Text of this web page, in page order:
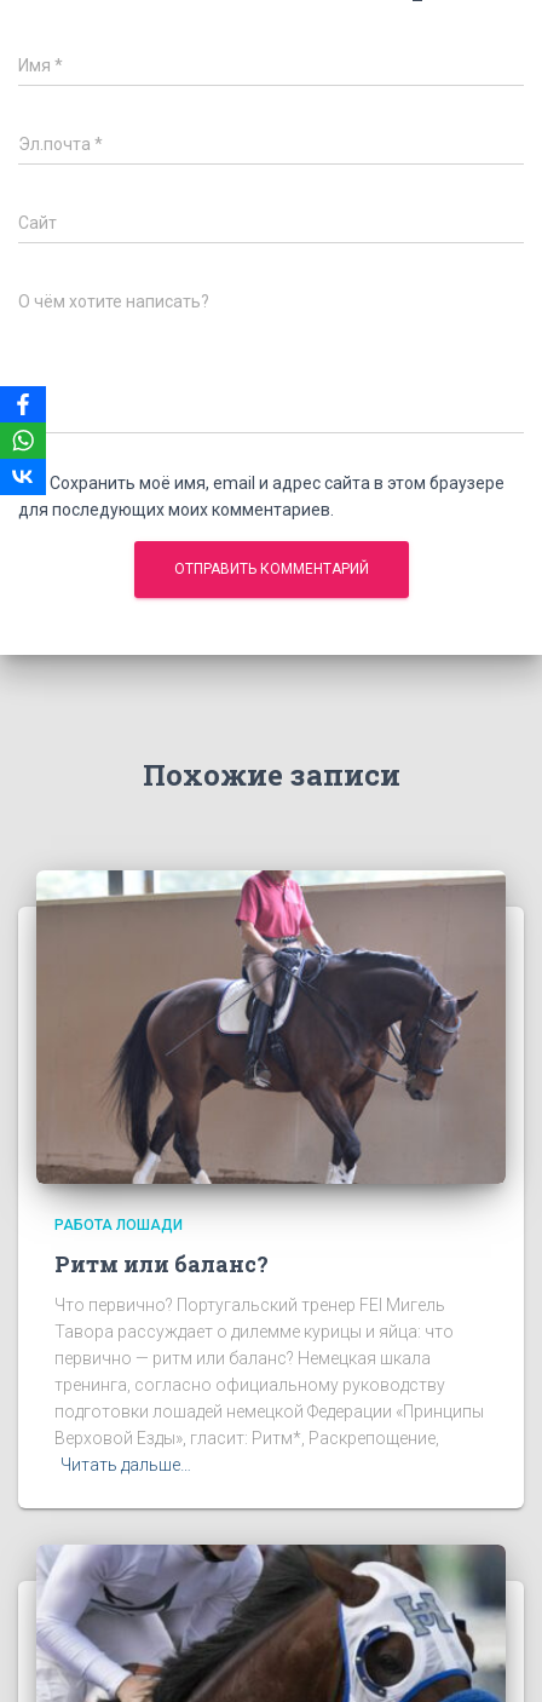
Имя *
Эл.почта *
Сайт
О чём хотите написать?
Сохранить моё имя, email и адрес сайта в этом браузере
для последующих моих комментариев.
Похожие записи
РАБОТА ЛОШАДИ
Ритм или баланс?
Что первично? Португальский тренер FEI Мигель
Тавора рассуждает о дилемме курицы и яйца: что
первично — ритм или баланс? Немецкая шкала
тренинга, согласно официальному руководству
подготовки лошадей немецкой Федерации «Принципы
Верховой Езды», гласит: Ритм*, Раскрепощение,
Читать дальше…